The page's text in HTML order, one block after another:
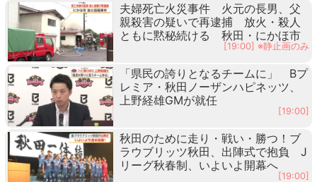
夫婦死亡火災事件 火元の長男、父
親殺害の疑いで再逮捕 放火・殺人
ともに黙秘続ける 秋田・にかほ市
[19:00] ※静止画のみ
「県民の誇りとなるチームに」 Bプ
レミア・秋田ノーザンハピネッツ、
上野経雄GMが就任
[19:00]
秋田のために走り・戦い・勝つ！ブ
ラウブリッツ秋田、出陣式で抱負 J
リーグ秋春制、いよいよ開幕へ
[19:00]